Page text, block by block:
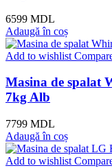
6599 MDL
Adaugă în coș
Add to wishlist
Masina de spalat
7kg Alb
7799 MDL
Adaugă în coș
Add to wishlist